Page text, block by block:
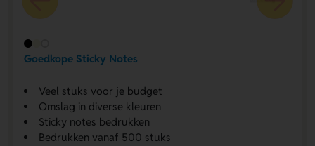
Goedkope Sticky Notes
Veel stuks voor je budget
Omslag in diverse kleuren
Sticky notes bedrukken
Bedrukken vanaf 500 stuks